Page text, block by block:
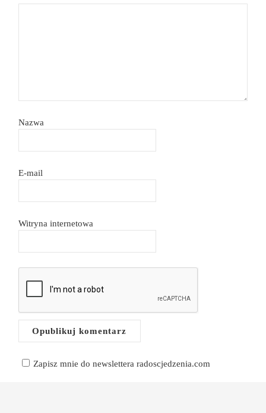
Nazwa
E-mail
Witryna internetowa
Zapisz mnie do newslettera radoscjedzenia.com